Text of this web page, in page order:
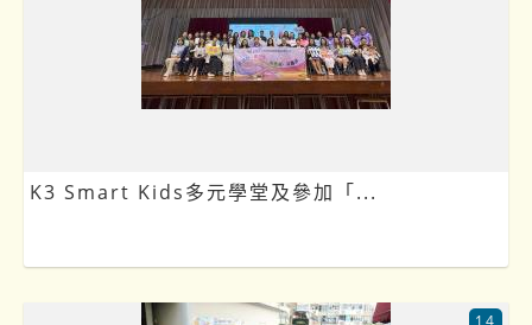
K3 Smart Kids多元學堂及參加「...
14